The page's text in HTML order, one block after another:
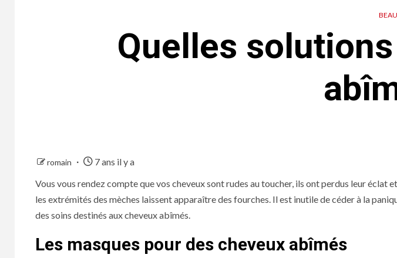
Quelles
romain
7 ans il y a
Vous vous rendez compte que vos cheveux sont rudes au toucher, ils ont perdus leur éclat
les extrémités des mèches laissent apparaître des fourches. Il est inutile de céder à la
des soins destinés aux cheveux abîmés.
Les masques pour des cheveux abîmés